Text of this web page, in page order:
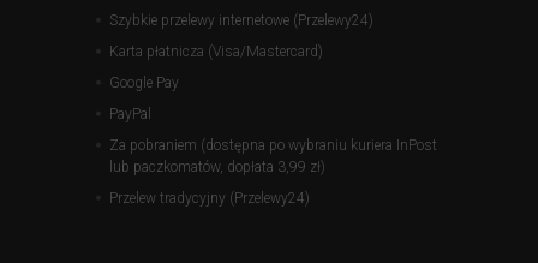
Szybkie przelewy internetowe (Przelewy24)
Karta płatnicza (Visa/Mastercard)
Google Pay
PayPal
Za pobraniem (dostępna po wybraniu kuriera InPost
lub paczkomatów, dopłata 3,99 zł)
Przelew tradycyjny (Przelewy24)